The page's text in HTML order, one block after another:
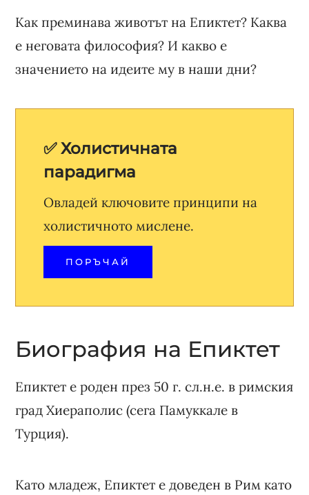
Как преминава животът на Епиктет? Каква
е неговата философия? И какво е
значението на идеите му в наши дни?
✅ Холистичната
парадигма
Овладей ключовите принципи на
холистичното мислене.
ПОРЪЧАЙ
Биография на Епиктет
Епиктет е роден през 50 г. сл.н.е. в римския
град Хиераполис (сега Памуккале в
Турция).
Като младеж, Епиктет е доведен в Рим като